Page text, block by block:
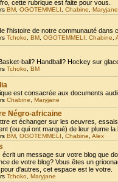
cette rubrique est faite pour vous.
BM OGOTEMMELI Chabine Maryjane
l'histoire de notre communauté dans
Tchoko BM OGOTEMMELI Chabine
ball? Handball? Hockey sur
Tchoko BM
est consacrée aux documents
Chabine Maryjane
Négro-africaine
et échanger sur les oeuvres,
(ou qui ont marqué) de leur plume la
BM OGOTEMMELI Chabine Alex
écrit un message sur votre blog que
de votre blog? Vous êtes un
d'autres, cet espace est le votre.
Tchoko Maryjane